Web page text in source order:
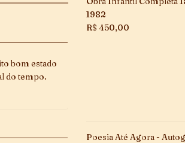
bom estado
do tempo.
1982
R$ 450,00
Poesia Até Agora -